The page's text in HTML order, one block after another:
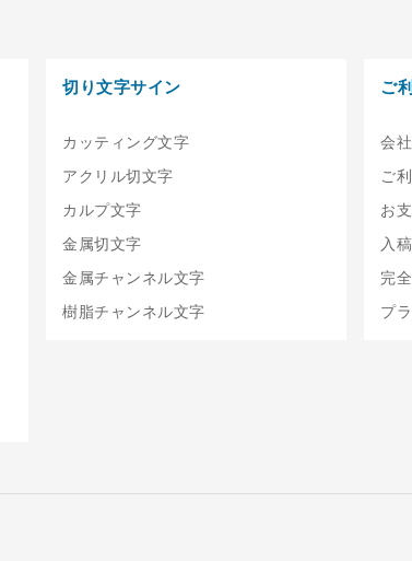
切り文字サイン
カッティング文字
アクリル切文字
カルプ文字
金属切文字
金属チャンネル文字
樹脂チャンネル文字
ご
会
ご
お
入
完
プ